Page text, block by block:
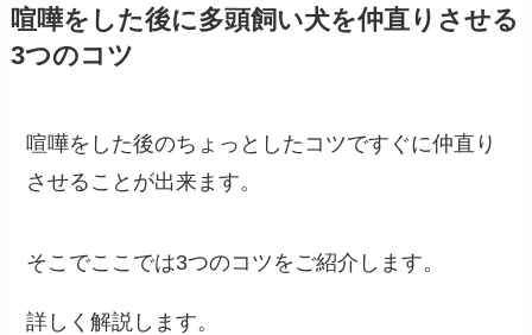
喧嘩をした後に多頭飼い犬を仲直りさせる
3つのコツ
喧嘩をした後のちょっとしたコツですぐに仲直り
させることが出来ます。
そこでここでは3つのコツをご紹介します。
詳しく解説します。